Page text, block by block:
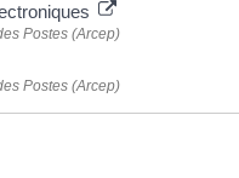
Postes (Arcep)
Postes (Arcep)